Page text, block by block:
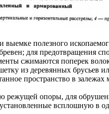
полезного
для предотвращения
сжимаются поперек
из деревянных
пространство в залежах
режущей опоры, для
всплошную в